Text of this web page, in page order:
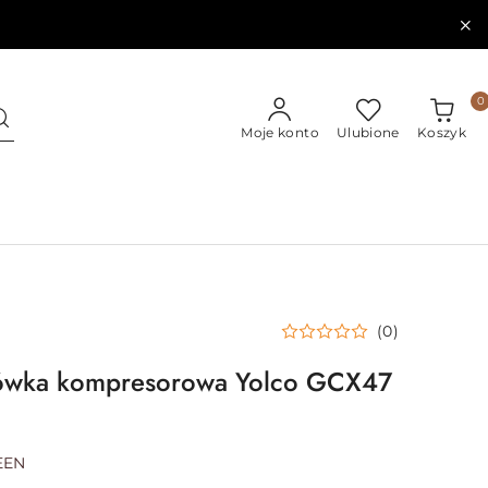
Moje konto Ulubione Koszyk
0
(0)
kompresorowa Yolco GCX47